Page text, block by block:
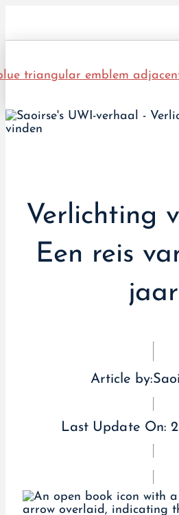
Verlichting
Een reis
jaar
Article by:
Last Update On: